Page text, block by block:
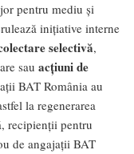
pentru mediu și
inițiative interne
selectivă,
sau acțiuni de
BAT România au
la regenerarea
recipienții pentru
de angajații BAT